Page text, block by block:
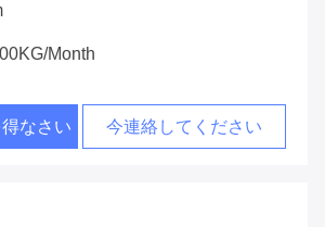
Month
なさい 今連絡してください